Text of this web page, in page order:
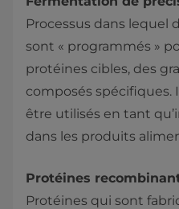
Processus dans lequel
sont « programmés »
protéines cibles, des
composés spécifiques.
être utilisés en tant
dans les produits
Protéines
Protéines qui sont